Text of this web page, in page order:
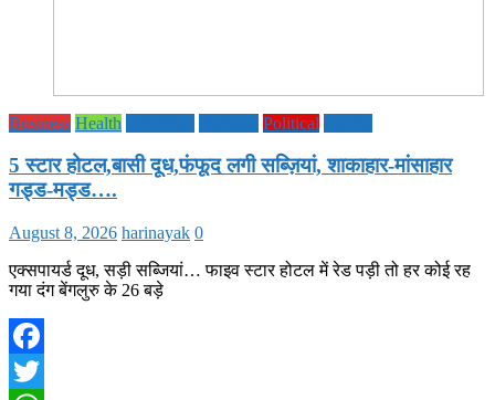
Business Health Political
5 स्टार होटल,बासी दूध,फंफूद लगी सब्ज़ियां, शाकाहार-मांसाहार
गड्ड-मड्ड….
August 8, 2026 harinayak 0
एक्सपायर्ड दूध, सड़ी सब्जियां… फाइव स्टार होटल में रेड पड़ी तो हर कोई रह
गया दंग बेंगलुरु के 26 बड़े
Facebook